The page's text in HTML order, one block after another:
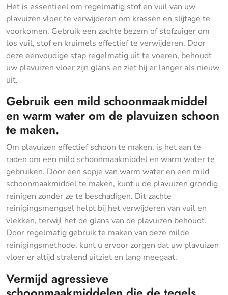
Het is essentieel om regelmatig stof en vuil van uw
plavuizen vloer te verwijderen om krassen en slijtage te
voorkomen. Gebruik een zachte bezem of stofzuiger om
los vuil, stof en kruimels effectief te verwijderen. Door
deze eenvoudige stap regelmatig uit te voeren, behoudt
uw plavuizen vloer zijn glans en ziet hij er langer als nieuw
uit.
Gebruik een mild schoonmaakmiddel
en warm water om de plavuizen schoon
te maken.
Om plavuizen effectief schoon te maken, is het aan te
raden om een mild schoonmaakmiddel en warm water te
gebruiken. Door een sopje van warm water en een mild
schoonmaakmiddel te maken, kunt u de plavuizen grondig
reinigen zonder ze te beschadigen. Dit zachte
reinigingsmengsel helpt bij het verwijderen van vuil en
vlekken, terwijl het de glans van de plavuizen behoudt.
Door regelmatig gebruik te maken van deze milde
reinigingsmethode, kunt u ervoor zorgen dat uw plavuizen
vloer er altijd stralend uitziet en lang meegaat.
Vermijd agressieve